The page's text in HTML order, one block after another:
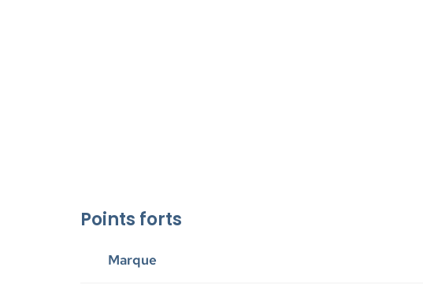
Points forts
Marque